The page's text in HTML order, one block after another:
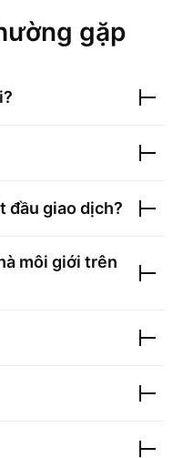
gặp
đầu giao dịch?
môi giới trên